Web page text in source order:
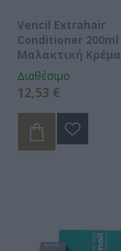
Vencil Extrahair
Conditioner 200ml
Μαλακτική Kρέμα
Mαλλιών
Διαθέσιμο
12,53 €